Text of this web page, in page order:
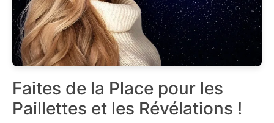
Faites de la Place pour les
Paillettes et les Révélations !